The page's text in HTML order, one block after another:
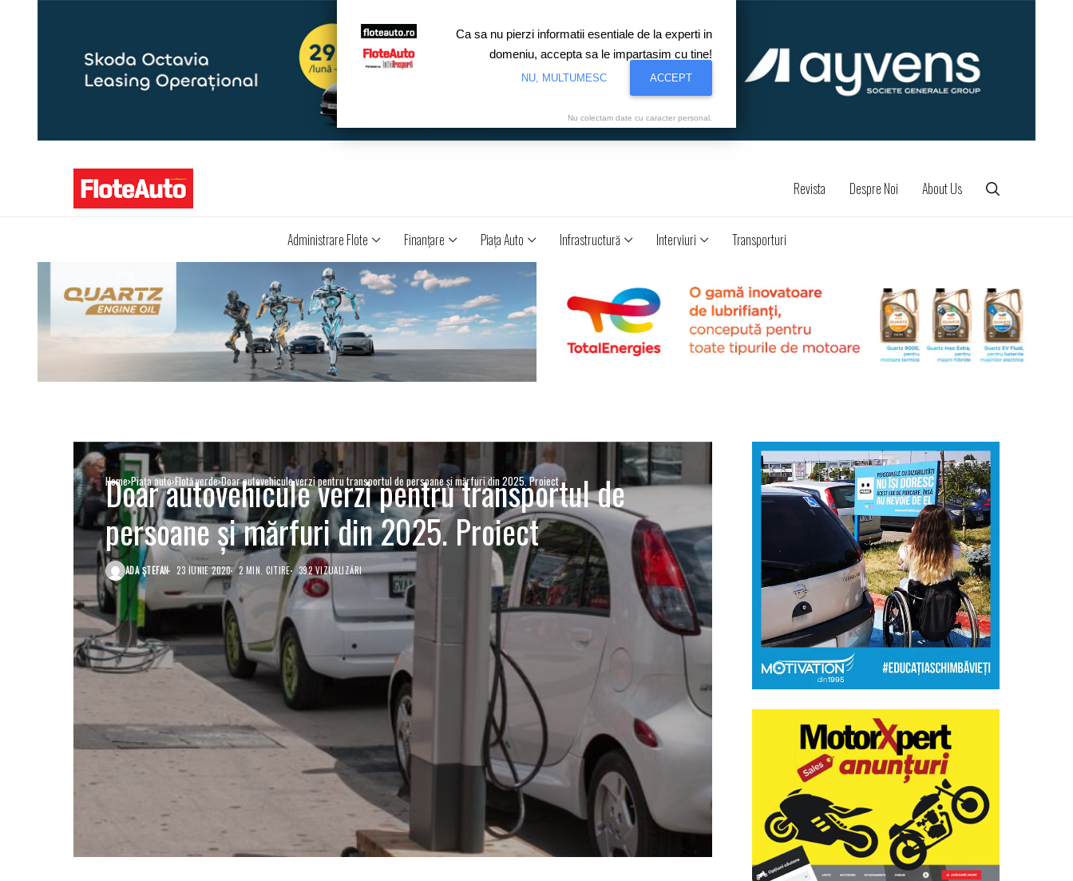
Revista Despre Noi About Us
Administrare Flote Finanţare Piaţa Auto Infrastructură Interviuri Transporturi
Home Piaţa auto Flotă verde Doar autovehicule verzi pentru transportul de persoane şi mărfuri din 2025. Proiect
Doar autovehicule verzi pentru transportul de
persoane şi mărfuri din 2025. Proiect
ADA ȘTEFAN 23 IUNIE 2020 2 MIN. CITIRE 392 VIZUALIZĂRI
Ca sa nu pierzi informatii esentiale de la experti in
domeniu, accepta sa le impartasim cu tine!
NU, MULTUMESC ACCEPT
Nu colectam date cu caracter personal.